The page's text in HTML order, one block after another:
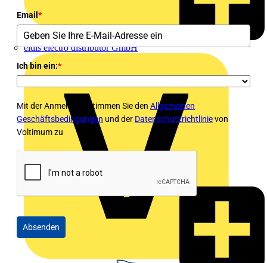
eldis electro distributor GmbH
Email *
Ich bin ein:*
Mit der Anmeldung stimmen Sie den Allgemeinen
Geschäftsbedingungen und der Datenschutzrichtlinievon
Voltimum zu
Absenden